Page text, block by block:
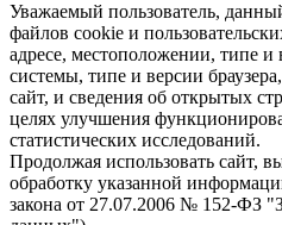
Уважаемый пользователь,
файлов cookie и
адресе, местоположении, типе
системы, типе и версии
сайт, и сведения об открытых
целях улучшения
статистических исследований.
Продолжая использовать сайт,
обработку указанной
закона от 27.07.2006 № 152-ФЗ